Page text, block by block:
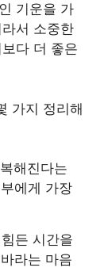
기운을 가
서 소중한
다 더 좋은
가지 정리해
해진다는
에게 가장
힘든 시간을
라는 마음